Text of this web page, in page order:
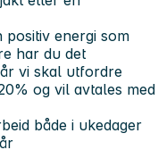
energi som
har du det
vi skal utfordre
og vil avtales med
både i ukedager